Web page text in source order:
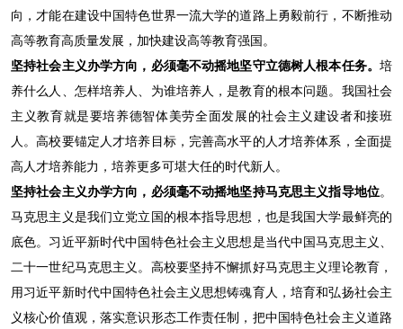
向，才能在建设中国特色世界一流大学的道路上勇毅前行，不断推动
高等教育高质量发展，加快建设高等教育强国。
坚持社会主义办学方向，必须毫不动摇地坚守立德树人根本任务。培
养什么人、怎样培养人、为谁培养人，是教育的根本问题。我国社会
主义教育就是要培养德智体美劳全面发展的社会主义建设者和接班
人。高校要锚定人才培养目标，完善高水平的人才培养体系，全面提
高人才培养能力，培养更多可堪大任的时代新人。
坚持社会主义办学方向，必须毫不动摇地坚持马克思主义指导地位。
马克思主义是我们立党立国的根本指导思想，也是我国大学最鲜亮的
底色。习近平新时代中国特色社会主义思想是当代中国马克思主义、
二十一世纪马克思主义。高校要坚持不懈抓好马克思主义理论教育，
用习近平新时代中国特色社会主义思想铸魂育人，培育和弘扬社会主
义核心价值观，落实意识形态工作责任制，把中国特色社会主义道路